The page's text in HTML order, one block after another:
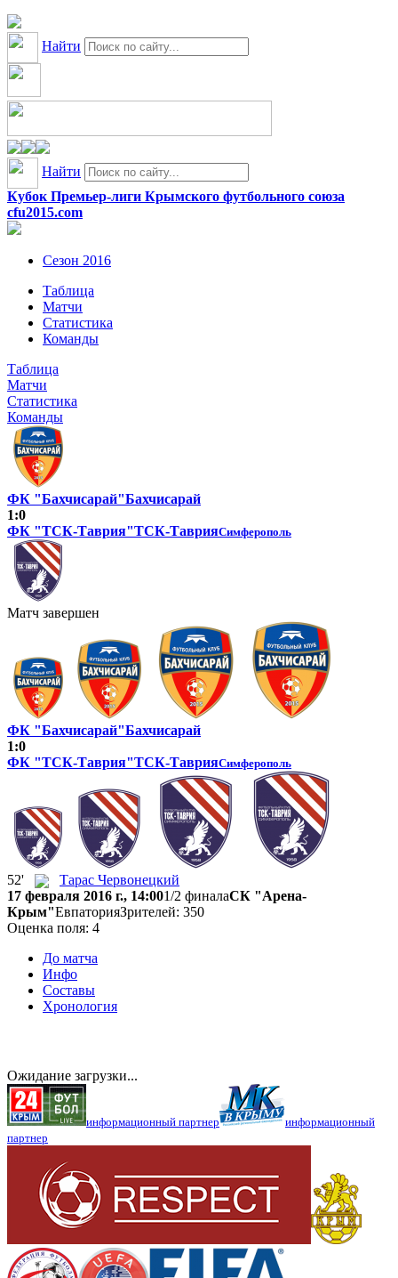
Найти
Найти
Кубок Премьер-лиги Крымского футбольного союза
cfu2015.com
Сезон 2016
Таблица
Матчи
Статистика
Команды
Таблица
Матчи
Статистика
Команды
ФК "Бахчисарай"Бахчисарай
1:0
ФК "ТСК-Таврия"ТСК-ТаврияСимферополь
Матч завершен
ФК "Бахчисарай"Бахчисарай
1:0
ФК "ТСК-Таврия"ТСК-ТаврияСимферополь
52'
Тарас Червонецкий
17 февраля 2016 г., 14:001/2 финалаСК "Арена-
Крым"ЕвпаторияЗрителей: 350
Оценка поля: 4
До матча
Инфо
Составы
Хронология
Ожидание загрузки...
информационный партнер
информационный
партнер